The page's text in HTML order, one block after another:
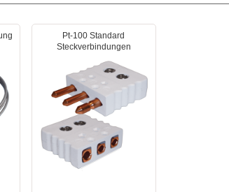
Pt-100 Standard
Steckverbindungen